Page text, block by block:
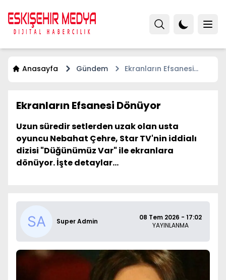
Anasayfa Gündem
Ekranların Efsanesi
Ekranların Efsanesi Dönüyor
Uzun süredir setlerden uzak olan usta
oyuncu Nebahat Çehre, Star TV'nin iddialı
dizisi "Düğünümüz Var" ile ekranlara
dönüyor. İşte detaylar...
Super Admin
08 Tem 2026 - 17:02
YAYINLANMA